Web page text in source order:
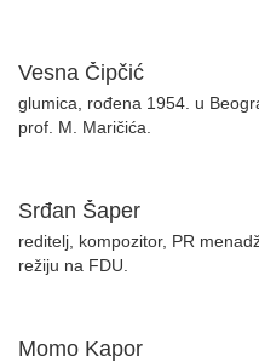
Vesna Čipčić
glumica, rođena 1954. u
prof. M. Maričića.
Srđan Šaper
reditelj, kompozitor, PR
režiju na FDU.
Momo Kapor